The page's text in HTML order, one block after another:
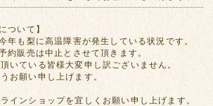
ついて】
年も梨に高温障害が発生している状況です。
約販売は中止とさせて頂きます。
いている皆様大変申し訳ございません。
お願い申し上げます。
インショップを宜しくお願い申し上げます。